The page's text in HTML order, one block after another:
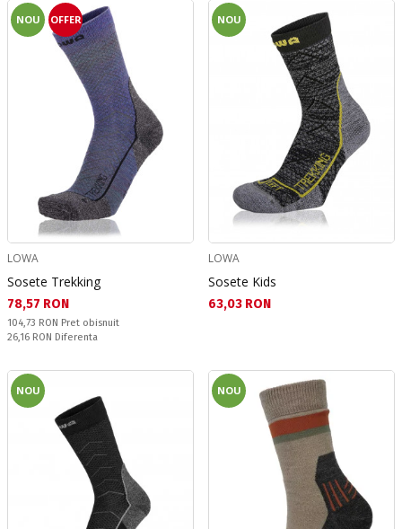
NOU OFFER
LOWA
Sosete Trekking
Текуща цена:
78,57 RON
Pret obisnuit:
104,73 RON Pret obisnuit
Спестявате:
26,16 RON Diferenta
NOU
LOWA
Sosete Kids
Текуща цена:
63,03 RON
NOU NOU